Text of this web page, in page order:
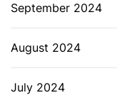
September 2024
August 2024
July 2024